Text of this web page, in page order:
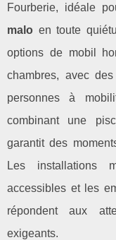
Fourberie, idéale
malo en toute
options de mobil
chambres, avec
personnes à
combinant une
garantit des
Les installations
accessibles et les
répondent aux
exigeants.